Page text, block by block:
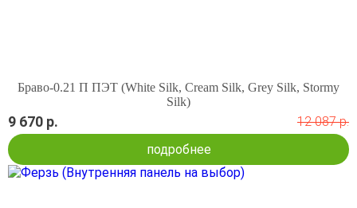
Браво-0.21 П ПЭТ (White Silk, Cream Silk, Grey Silk, Stormy
Silk)
9 670 р.
12 087 р.
подробнее